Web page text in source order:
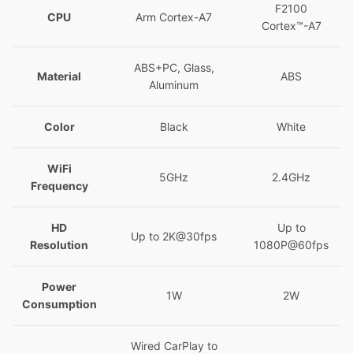
CPU Arm Cortex-A7
F2100
Cortex™-A7
Material
ABS+PC, Glass,
Aluminum
ABS
Color Black White
WiFi
Frequency
5GHz 2.4GHz
HD
Resolution
Up to 2K@30fps
Up to
1080P@60fps
Power
Consumption
1W 2W
Wired CarPlay to